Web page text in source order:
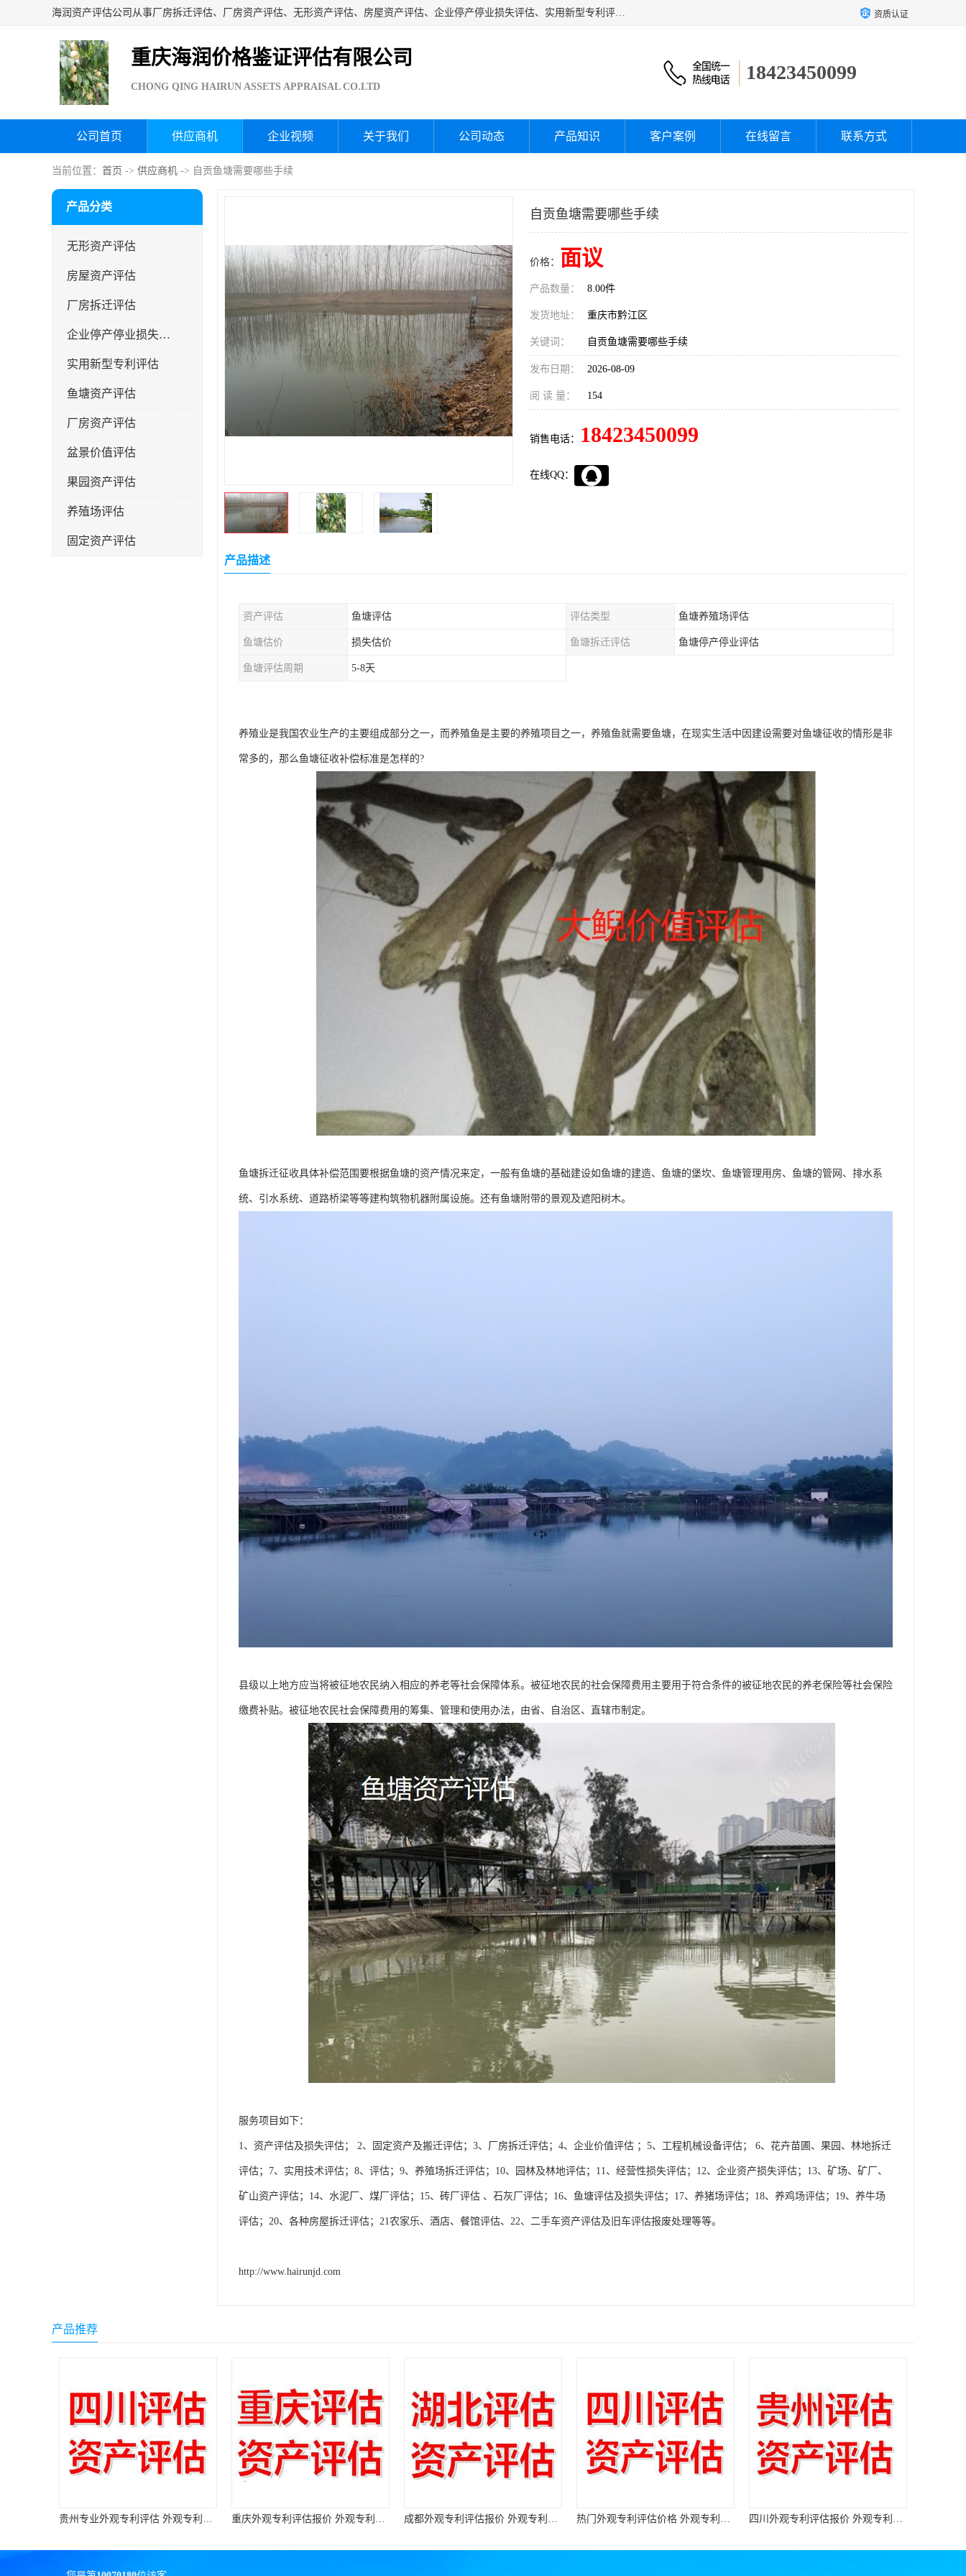
海润资产评估公司从事厂房拆迁评估、厂房资产评估、无形资产评估、房屋资产评估、企业停产停业损失评估、实用新型专利评估、果园资产评估、盆景价值评估、鱼塘资产评估等资产评估；从成立至今我司已经服务了全国几千家公司企业和事业单位，我们有着丰富的房屋、厂房、园林、企业拆迁等评估经验。 资质认证
重庆海润价格鉴证评估有限公司
CHONG QING HAIRUN ASSETS APPRAISAL CO.LTD
18423450099
公司首页 供应商机 企业视频 关于我们 公司动态 产品知识 客户案例 在线留言 联系方式
当前位置： 首页 -> 供应商机 -> 自贡鱼塘需要哪些手续
产品分类
无形资产评估
房屋资产评估
厂房拆迁评估
企业停产停业损失评估
实用新型专利评估
鱼塘资产评估
厂房资产评估
盆景价值评估
果园资产评估
养殖场评估
固定资产评估
自贡鱼塘需要哪些手续
价格： 面议
产品数量： 8.00件
发货地址： 重庆市黔江区
关键词： 自贡鱼塘需要哪些手续
发布日期： 2026-08-09
阅 读 量： 154
销售电话： 18423450099
在线QQ：
产品描述
资产评估 鱼塘评估 评估类型 鱼塘养殖场评估
鱼塘估价 损失估价 鱼塘拆迁评估 鱼塘停产停业评估
鱼塘评估周期 5-8天
养殖业是我国农业生产的主要组成部分之一，而养殖鱼是主要的养殖项目之一，养殖鱼就需要鱼塘，在现实生活中因建设需要对鱼塘征收的情形是非
常多的，那么鱼塘征收补偿标准是怎样的?
鱼塘拆迁征收具体补偿范围要根据鱼塘的资产情况来定，一般有鱼塘的基础建设如鱼塘的建造、鱼塘的堡坎、鱼塘管理用房、鱼塘的管网、排水系
统、引水系统、道路桥梁等等建构筑物机器附属设施。还有鱼塘附带的景观及遮阳树木。
县级以上地方应当将被征地农民纳入相应的养老等社会保障体系。被征地农民的社会保障费用主要用于符合条件的被征地农民的养老保险等社会保险
缴费补贴。被征地农民社会保障费用的筹集、管理和使用办法，由省、自治区、直辖市制定。
服务项目如下：
1、资产评估及损失评估； 2、固定资产及搬迁评估；3、厂房拆迁评估；4、企业价值评估 ；5、工程机械设备评估； 6、花卉苗圃、果园、林地拆迁
评估；7、实用技术评估；8、评估；9、养殖场拆迁评估；10、园林及林地评估；11、经营性损失评估；12、企业资产损失评估；13、矿场、矿厂、
矿山资产评估；14、水泥厂、煤厂评估；15、砖厂评估 、石灰厂评估；16、鱼塘评估及损失评估；17、养猪场评估；18、养鸡场评估；19、养牛场
评估；20、各种房屋拆迁评估；21农家乐、酒店、餐馆评估、22、二手车资产评估及旧车评估报废处理等等。
http://www.hairunjd.com
产品推荐